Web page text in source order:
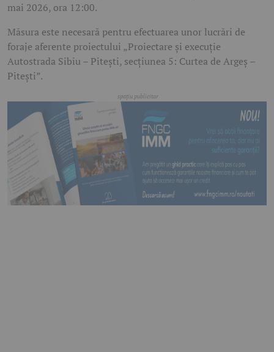
mai 2026, ora 12:00.
Măsura este necesară pentru efectuarea unor lucrări de
foraje aferente proiectului „Proiectare și execuție
Autostrada Sibiu – Pitești, secțiunea 5: Curtea de Argeș –
Pitești”.